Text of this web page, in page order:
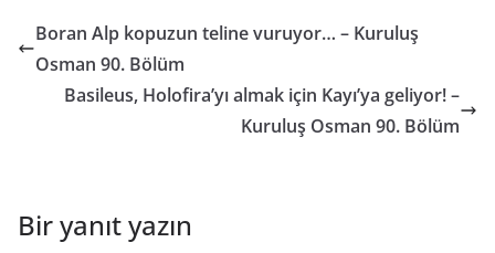
Boran Alp kopuzun teline vuruyor… – Kuruluş
Osman 90. Bölüm
Basileus, Holofira’yı almak için Kayı’ya geliyor! –
Kuruluş Osman 90. Bölüm
Bir yanıt yazın